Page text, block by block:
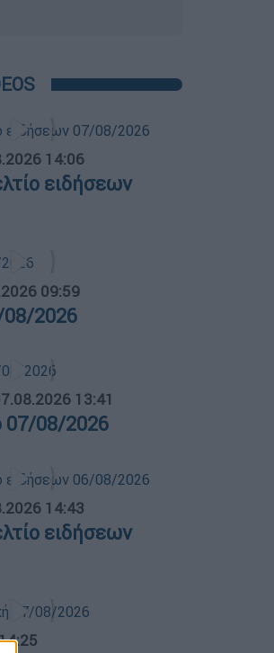
14:06
ειδήσεων
09:59
2026
13:41
07/08/2026
14:43
ειδήσεων